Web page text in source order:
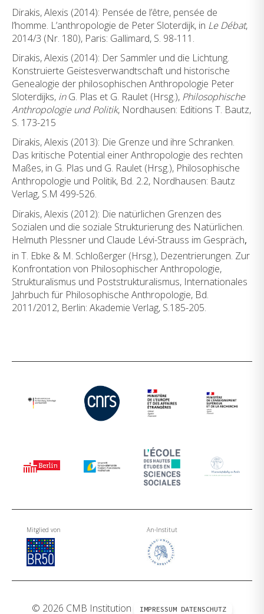
Dirakis, Alexis (2014): Pensée de l’être, pensée de
l’homme. L’anthropologie de Peter Sloterdijk, in Le Débat,
2014/3 (Nr. 180), Paris: Gallimard, S. 98-111.
Dirakis, Alexis (2014): Der Sammler und die Lichtung.
Konstruierte Geistesverwandtschaft und historische
Genealogie der philosophischen Anthropologie Peter
Sloterdijks, inG. Plas et G. Raulet (Hrsg.), Philosophische
Anthropologie und Politik, Nordhausen: Editions T. Bautz,
S. 173-215
Dirakis, Alexis (2013): Die Grenze und ihre Schranken.
Das kritische Potential einer Anthropologie des rechten
Maßes, in G. Plas und G. Raulet (Hrsg.), Philosophische
Anthropologie und Politik, Bd. 2.2, Nordhausen: Bautz
Verlag, S.M 499-526.
Dirakis, Alexis (2012): Die natürlichen Grenzen des
Sozialen und die soziale Strukturierung des Natürlichen.
Helmuth Plessner und Claude Lévi-Strauss im Gespräch,
in T. Ebke & M. Schloßerger (Hrsg.), Dezentrierungen. Zur
Konfrontation von Philosophischer Anthropologie,
Strukturalismus und Poststrukturalismus, Internationales
Jahrbuch für Philosophische Anthropologie, Bd.
2011/2012, Berlin: Akademie Verlag, S.185-205.
Mitglied von An-Institut
© 2026 CMB Institution IMPRESSUM DATENSCHUTZ